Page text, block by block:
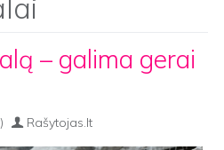
– galima gerai
Rašytojas.lt